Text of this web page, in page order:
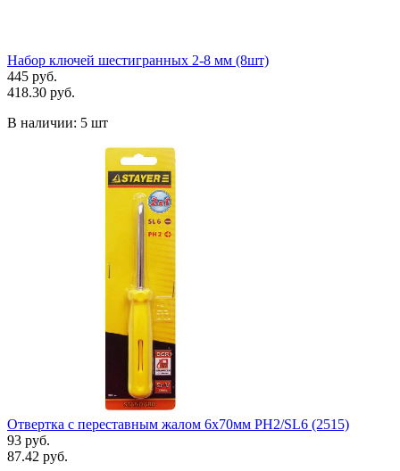
Набор ключей шестигранных 2-8 мм (8шт)
445 руб.
418.30 руб.
В наличии: 5 шт
Отвертка с переставным жалом 6х70мм PH2/SL6 (2515)
93 руб.
87.42 руб.